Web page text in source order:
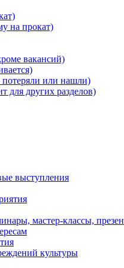
на прокат)
вакансий)
потеряли или нашли)
для других разделов)
выступления
мастер-классы,
культуры